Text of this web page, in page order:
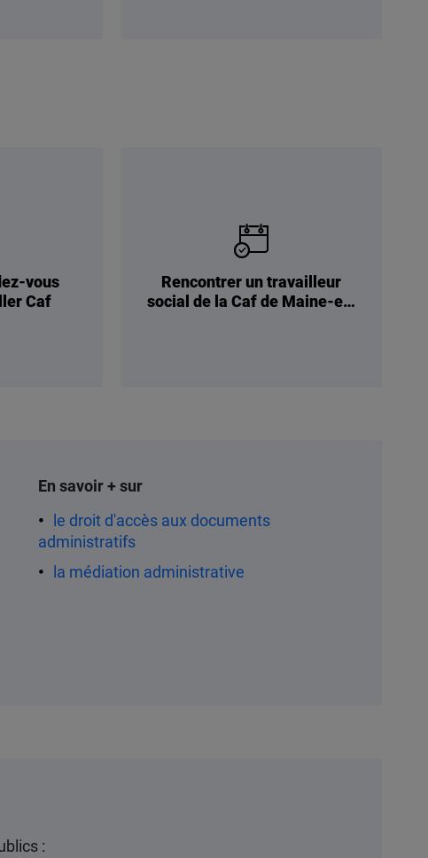
vous
Caf
Rencontrer un travailleur
social de la Caf de Maine-et-
Contenu
En savoir + sur
le droit d'accès aux documents
administratifs
la médiation administrative
: